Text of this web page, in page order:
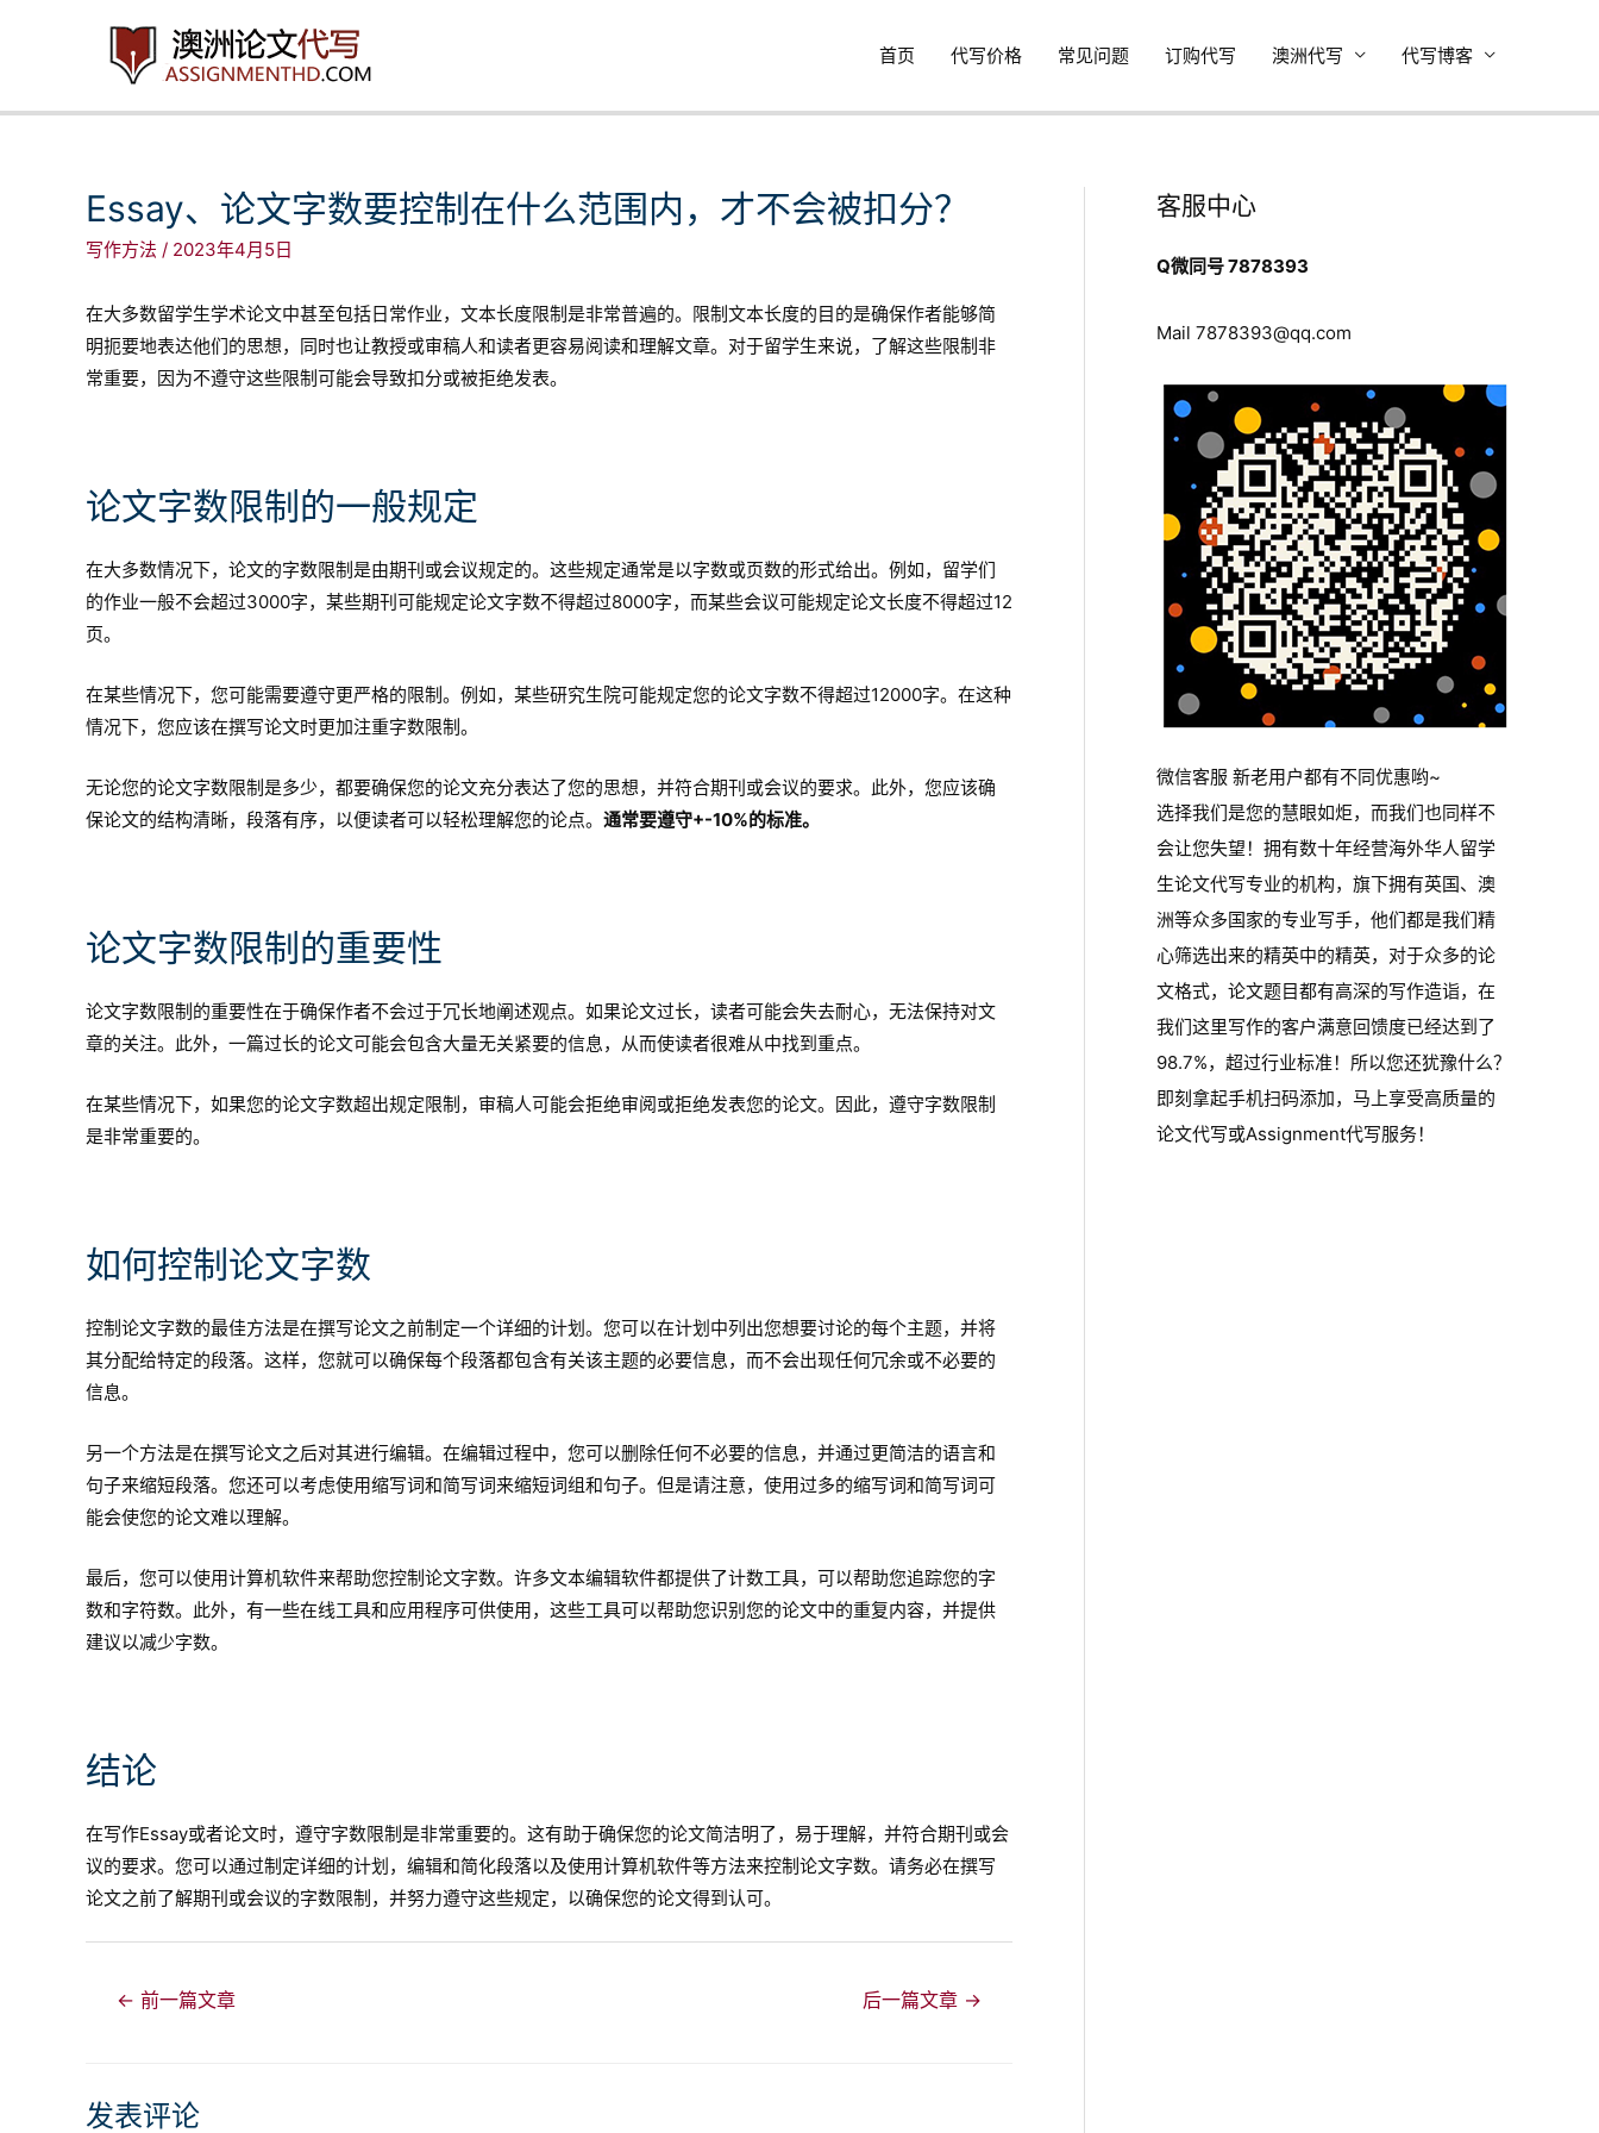
容
首页 代写价格 常见问题 订购代写 澳洲代写 代写博客
Essay、论文字数要控制在什么范围内，才不会被扣分？
写作方法 / 2023年4月5日
在大多数留学生学术论文中甚至包括日常作业，文本长度限制是非常普遍的。限制文本长度的目的是确保作者能够简
明扼要地表达他们的思想，同时也让教授或审稿人和读者更容易阅读和理解文章。对于留学生来说，了解这些限制非
常重要，因为不遵守这些限制可能会导致扣分或被拒绝发表。
论文字数限制的一般规定
在大多数情况下，论文的字数限制是由期刊或会议规定的。这些规定通常是以字数或页数的形式给出。例如，留学们
的作业一般不会超过3000字，某些期刊可能规定论文字数不得超过8000字，而某些会议可能规定论文长度不得超过12
页。
在某些情况下，您可能需要遵守更严格的限制。例如，某些研究生院可能规定您的论文字数不得超过12000字。在这种
情况下，您应该在撰写论文时更加注重字数限制。
无论您的论文字数限制是多少，都要确保您的论文充分表达了您的思想，并符合期刊或会议的要求。此外，您应该确
保论文的结构清晰，段落有序，以便读者可以轻松理解您的论点。 通常要遵守+-10%的标准。
论文字数限制的重要性
论文字数限制的重要性在于确保作者不会过于冗长地阐述观点。如果论文过长，读者可能会失去耐心，无法保持对文
章的关注。此外，一篇过长的论文可能会包含大量无关紧要的信息，从而使读者很难从中找到重点。
在某些情况下，如果您的论文字数超出规定限制，审稿人可能会拒绝审阅或拒绝发表您的论文。因此，遵守字数限制
是非常重要的。
如何控制论文字数
控制论文字数的最佳方法是在撰写论文之前制定一个详细的计划。您可以在计划中列出您想要讨论的每个主题，并将
其分配给特定的段落。这样，您就可以确保每个段落都包含有关该主题的必要信息，而不会出现任何冗余或不必要的
信息。
另一个方法是在撰写论文之后对其进行编辑。在编辑过程中，您可以删除任何不必要的信息，并通过更简洁的语言和
句子来缩短段落。您还可以考虑使用缩写词和简写词来缩短词组和句子。但是请注意，使用过多的缩写词和简写词可
能会使您的论文难以理解。
最后，您可以使用计算机软件来帮助您控制论文字数。许多文本编辑软件都提供了计数工具，可以帮助您追踪您的字
数和字符数。此外，有一些在线工具和应用程序可供使用，这些工具可以帮助您识别您的论文中的重复内容，并提供
建议以减少字数。
结论
在写作Essay或者论文时，遵守字数限制是非常重要的。这有助于确保您的论文简洁明了，易于理解，并符合期刊或会
议的要求。您可以通过制定详细的计划，编辑和简化段落以及使用计算机软件等方法来控制论文字数。请务必在撰写
论文之前了解期刊或会议的字数限制，并努力遵守这些规定，以确保您的论文得到认可。
← 前一篇文章 后一篇文章 →
发表评论
客服中心
Q微同号 7878393
Mail 7878393@qq.com
微信客服 新老用户都有不同优惠哟~
选择我们是您的慧眼如炬，而我们也同样不
会让您失望！拥有数十年经营海外华人留学
生论文代写专业的机构，旗下拥有英国、澳
洲等众多国家的专业写手，他们都是我们精
心筛选出来的精英中的精英，对于众多的论
文格式，论文题目都有高深的写作造诣，在
我们这里写作的客户满意回馈度已经达到了
98.7%，超过行业标准！所以您还犹豫什么？
即刻拿起手机扫码添加，马上享受高质量的
论文代写或Assignment代写服务！